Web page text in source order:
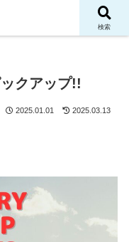
クアップ!!
2025.01.01 2025.03.13
検索